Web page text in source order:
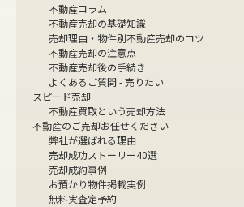
不動産コラム
不動産売却の基礎知識
売却理由・物件別不動産売却のコツ
不動産売却の注意点
不動産売却後の手続き
よくあるご質問 - 売りたい
スピード売却
不動産買取という売却方法
不動産のご売却お任せください
弊社が選ばれる理由
売却成功ストーリー40選
売却成約事例
お預かり物件掲載実例
無料実査定予約